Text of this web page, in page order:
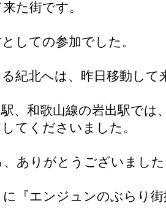
た街です。
しての参加でした。
紀北へは、昨日移動して
、和歌山線の岩出駅では
てくださいました。
、ありがとうございまし
『エンジュンのぶらり